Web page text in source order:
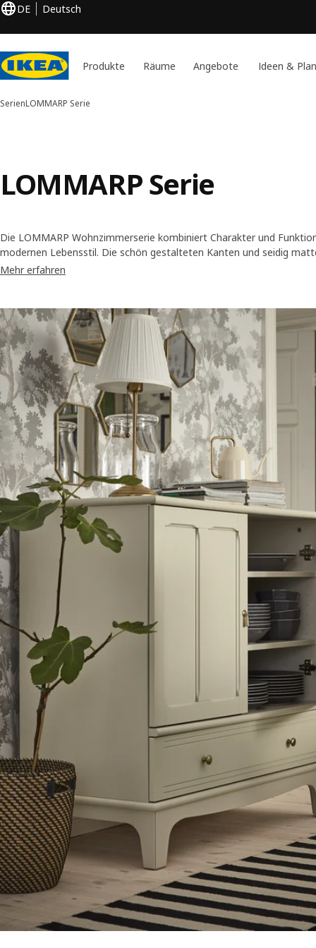
DE Deutsch
Produkte Räume Angebote Ideen &
SerienLOMMARP Serie
LOMMARP Serie
Die LOMMARP Wohnzimmerserie kombiniert Charakter und
modernen Lebensstil. Die schön gestalteten Kanten und seidig
Produkte der Serie zeitlos dekorativ. Zudem sind die Möbel vielseitig
Mehr erfahren